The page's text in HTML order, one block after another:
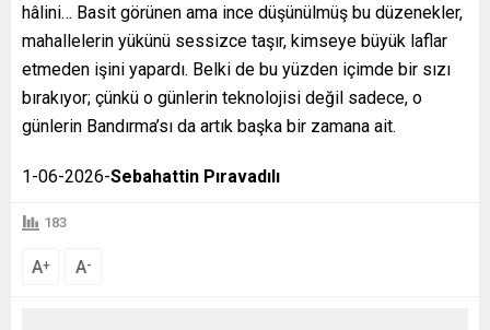
hâlini… Basit görünen ama ince düşünülmüş bu düzenekler,
mahallelerin yükünü sessizce taşır, kimseye büyük laflar
etmeden işini yapardı. Belki de bu yüzden içimde bir sızı
bırakıyor; çünkü o günlerin teknolojisi değil sadece, o
günlerin Bandırma’sı da artık başka bir zamana ait.
1-06-2026-Sebahattin Pıravadılı
183
A+ A-